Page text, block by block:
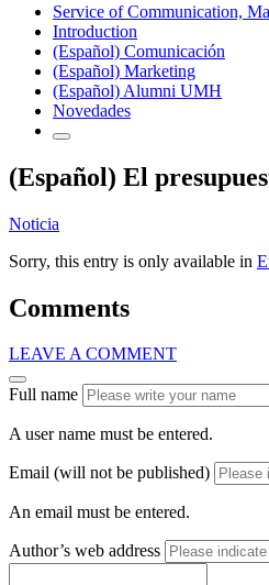
Service of Communication,
Introduction
(Español) Comunicación
(Español) Marketing
(Español) Alumni UMH
Novedades
(Español) El
Noticia
Sorry, this entry is only available in
Comments
LEAVE A COMMENT
Full name
A user name must be entered.
Email (will not be published)
An email must be entered.
Author’s web address